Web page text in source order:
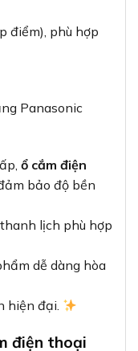
điểm), phù hợp
ổ cắm điện
bảo độ bền
lịch phù hợp
dễ dàng hòa
hiện đại.
điện thoại